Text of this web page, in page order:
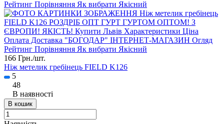
166 Грн./шт.
Ніж метелик гребінець FIELD K126
5
48
В наявності
В кошик